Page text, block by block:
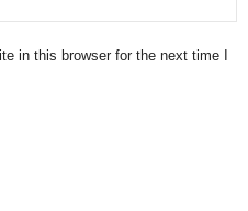
in this browser for the next time I